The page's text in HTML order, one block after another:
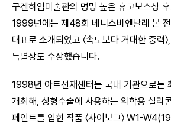
구겐하임미술관의 명망 높은 휴고보스상
1999년에는 제48회 베니스비엔날레 본
대표로 소개되었고 〈속도보다 거대한 중력〉,
특별상도 수상했습니다.
1998년 아트선재센터는 국내 기관으로는
개최해, 성형수술에 사용하는 의학용 실리
페인트를 입힌 작품 〈사이보그〉 W1-